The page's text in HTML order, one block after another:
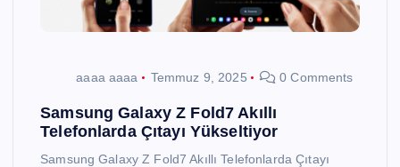
aaaa aaaa Temmuz 9, 2025 0 Comments
Samsung Galaxy Z Fold7 Akıllı
Telefonlarda Çıtayı Yükseltiyor
Samsung Galaxy Z Fold7 Akıllı Telefonlarda Çıtayı